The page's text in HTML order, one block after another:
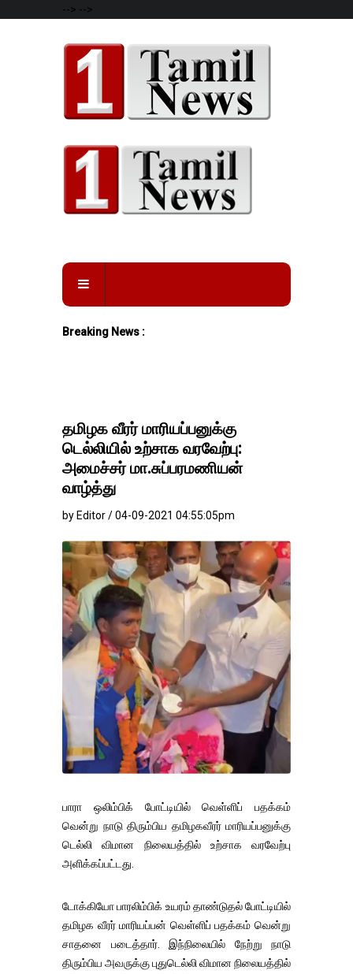
--> -->
Breaking News :
தமிழக வீரர் மாரியப்பனுக்கு
டெல்லியில் உற்சாக வரவேற்பு:
அமைச்சர் மா.சுப்பரமணியன்
வாழ்த்து
by Editor / 04-09-2021 04:55:05pm
பாரா ஒலிம்பிக் போட்டியில் வெள்ளிப் பதக்கம்
வென்று நாடு திரும்பிய தமிழகவீரர் மாரியப்பனுக்கு
டெல்லி விமான நிலையத்தில் உற்சாக வரவேற்பு
அளிக்கப்பட்டது.
டோக்கியோ பாரலிம்பிக் உயரம் தாண்டுதல் போட்டியில்
தமிழக வீரர் மாரியப்பன் வெள்ளிப் பதக்கம் வென்று
சாதனை படைத்தார். இந்நிலையில் நேற்று நாடு
திரும்பிய அவருக்கு புதுடெல்லி விமான நிலையத்தில்